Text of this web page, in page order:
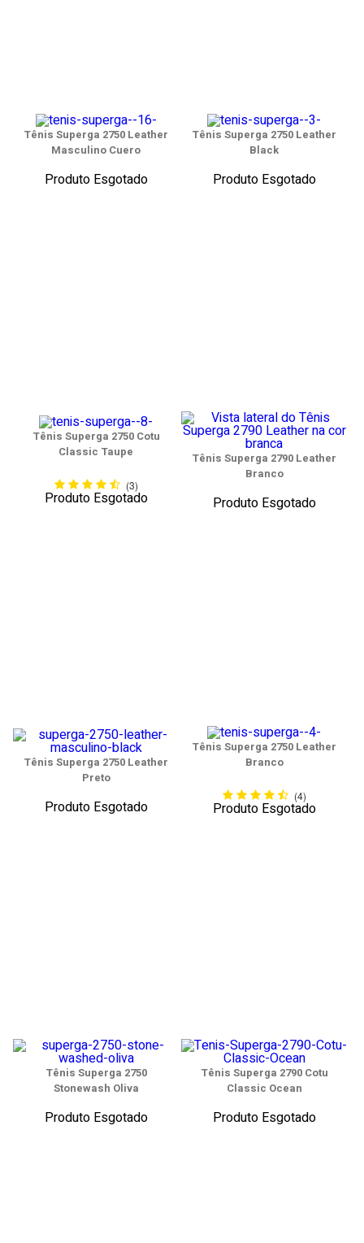
Tênis Superga 2750 Leather
Masculino Cuero
Produto Esgotado
Tênis Superga 2750 Leather
Black
Produto Esgotado
Tênis Superga 2750 Cotu
Classic Taupe
(3)
Produto Esgotado
Tênis Superga 2790 Leather
Branco
Produto Esgotado
Tênis Superga 2750 Leather
Preto
Produto Esgotado
Tênis Superga 2750 Leather
Branco
(4)
Produto Esgotado
Tênis Superga 2750
Stonewash Oliva
Produto Esgotado
Tênis Superga 2790 Cotu
Classic Ocean
Produto Esgotado